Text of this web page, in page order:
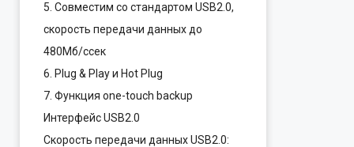
5. Совместим со стандартом USB2.0,
скорость передачи данных до
480Мб/cсек
6. Plug & Play и Hot Plug
7. Функция one-touch backup
Интерфейс USB2.0
Скорость передачи данных USB2.0: